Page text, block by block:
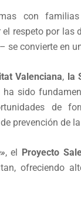
con
respeto por
se convierte en
Valenciana, la
ha sido
de
prevención de
, el Proyecto
ofreciendo